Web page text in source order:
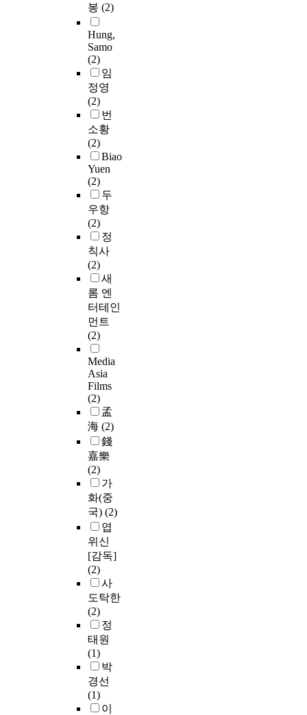
봉 (2)
Hung,
Samo
(2)
임
정영
(2)
번
소황
(2)
Biao
Yuen
(2)
두
우항
(2)
정
칙사
(2)
새
롬 엔
터테인
먼트
(2)
Media
Asia
Films
(2)
孟
海 (2)
錢
嘉樂
(2)
가
화(중
국) (2)
엽
위신
[감독]
(2)
사
도탁한
(2)
정
태원
(1)
박
경선
(1)
이